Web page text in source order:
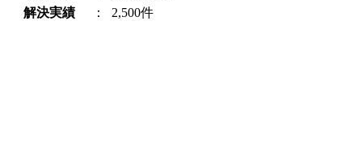
解決実績
： 2,500件